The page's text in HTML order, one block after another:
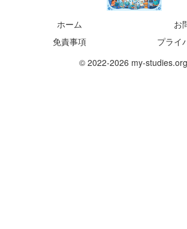
ホーム
お
免責事項
プライ
© 2022-2026 my-